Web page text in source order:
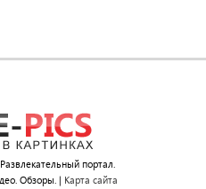
портал.
Обзоры. | Карта сайта